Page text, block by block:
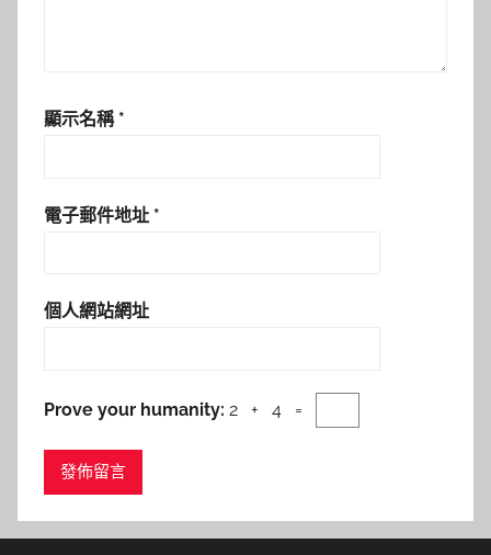
顯示名稱 *
電子郵件地址 *
個人網站網址
Prove your humanity: 2 + 4 =